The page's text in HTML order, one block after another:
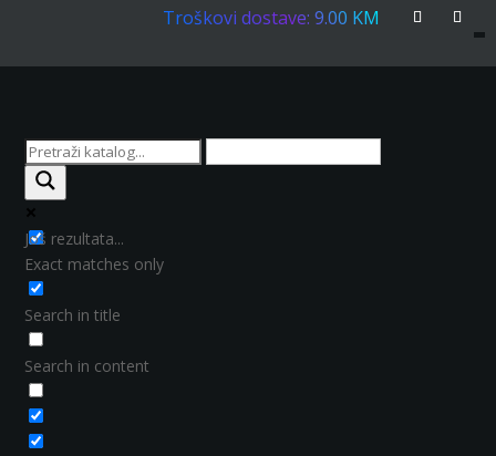
Troškovi dostave: 9.00 KM
Još rezultata...
Exact matches only
Search in title
Search in content